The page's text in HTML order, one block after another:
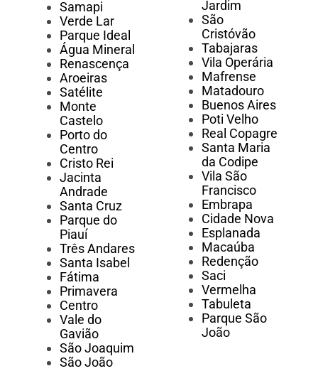
Samapi
Verde Lar
Parque Ideal
Água Mineral
Renascença
Aroeiras
Satélite
Monte
Castelo
Porto do
Centro
Cristo Rei
Jacinta
Andrade
Santa Cruz
Parque do
Piauí
Três Andares
Santa Isabel
Fátima
Primavera
Centro
Vale do
Gavião
São Joaquim
São João
Jardim
São
Cristóvão
Tabajaras
Vila Operária
Mafrense
Matadouro
Buenos Aires
Poti Velho
Real Copagre
Santa Maria
da Codipe
Vila São
Francisco
Embrapa
Cidade Nova
Esplanada
Macaúba
Redenção
Saci
Vermelha
Tabuleta
Parque São
João